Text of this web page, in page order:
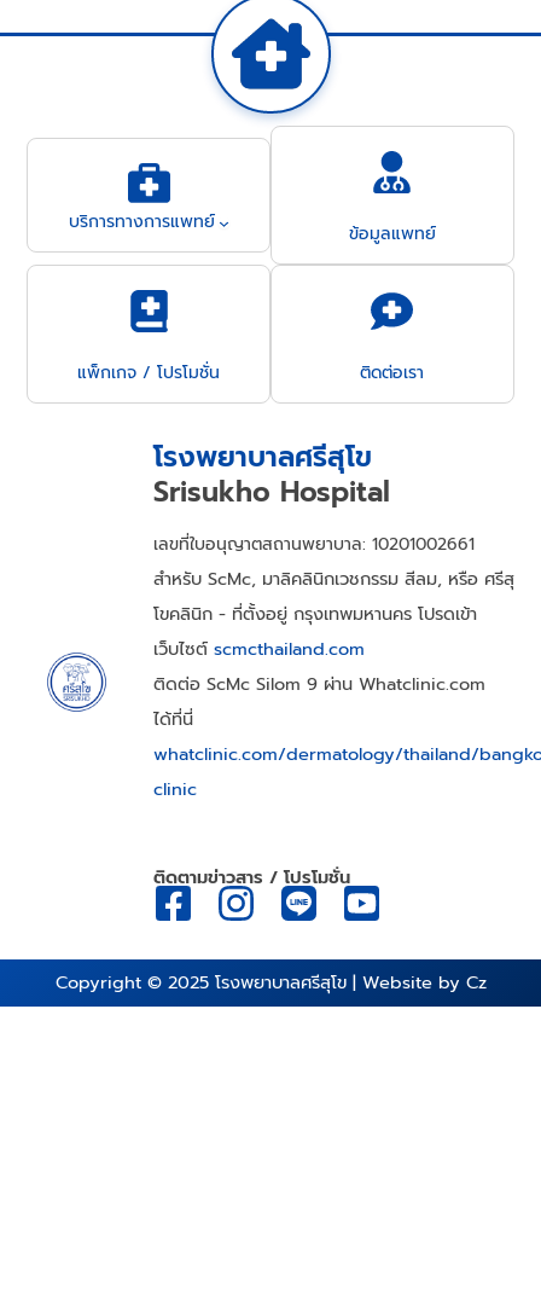
บริการทางการแพทย์ ข้อมูลแพทย์
แพ็กเกจ / โปรโมชั่น ติดต่อเรา
โรงพยาบาลศรีสุโข
Srisukho Hospital
เลขที่ใบอนุญาตสถานพยาบาล: 10201002661
สำหรับ ScMc, มาลิคลินิกเวชกรรม สีลม, หรือ ศรีสุ
โขคลินิก - ที่ตั้งอยู่ กรุงเทพมหานคร โปรดเข้า
เว็บไซต์ scmcthailand.com
ติดต่อ ScMc Silom 9 ผ่าน Whatclinic.com
ได้ที่นี่
whatclinic.com/dermatology/thailand/
clinic
ติดตามข่าวสาร / โปรโมชั่น
Copyright © 2025 โรงพยาบาลศรีสุโข| Website by Cz